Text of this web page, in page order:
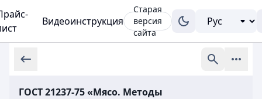
Видеоинструкция
Старая
версия
сайта
ГОСТ 21237-75 «Мясо. Методы